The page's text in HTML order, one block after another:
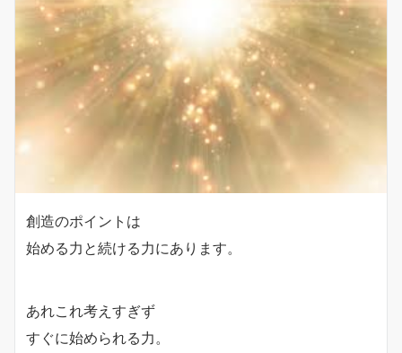
創造のポイントは
始める力と続ける力にあります。
あれこれ考えすぎず
すぐに始められる力。